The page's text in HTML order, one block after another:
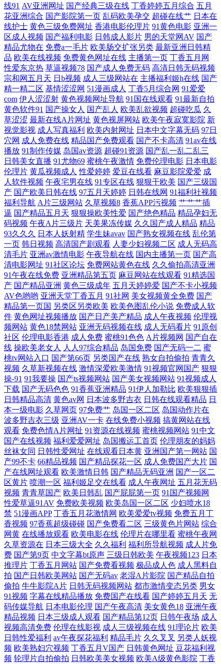
无码内射 肏久在线91观看 人妻丝袜二区 91pot狼友社在线观看 www日本
永久 久热粉嫩在线精品 新91福利视频 91支持视频免费观看 男人天堂com
918禁在线观看 操碰视频在线观看 密挑免费版官网入口 亚洲中文别类日韩
91在线视频免费观看 精东成人 亚国国产线路卡一 91一直操 久草论坛 亚韩
TV视频 91社区入口免费 国产精品久久网站 日韩精品国伦在线播放 91豆花
成人片 国产高潮精品久久 日韩精品无码网址 91精品54 福利论理片 欧美曰
批 69草综合 91在线观看免费 91在线19n 五月天AV影院 91人人妻人人操 久
久嫩草视频 一区二区三区 91综合在线观看 久草天堂 婷婷五月天色色 91社
在线观看九九 国产久草网站 日美人兽视频 91九色探花 加勒比一本道无码
综合超碰97在线 成人午夜无码福利 青青草人与兽资源站 91福利院 国产福
利91 日韩黄色成人免费网站 91狠人综合久久 九色91 亚洲肏屄在线播放 国
产操小浪穴AV片 日韩国产无线码一品 91黑丝欧美 国产精品成 日韩熟女合
集久久 91极品在线 精品人妻久久 亚洲男人天堂手机版 91在线视 男人的天
堂日日夜夜 91超碰人人操人人妻 大香蕉伊人淫秽 人人操人人干av97 91国
产在线免费观看视频 激情网快播 亚洲一本道色 成人免费视频 青青草人与
兽资源站 91色图区 黄污视频在线观看 91porny 操国产大姐 深爱激请网站
91游戏体验馆美女小短剧 欧美熟女综合导航 91大神com入口 国产欧美一
区视频 天天肏天天肏天天 91网站入库 久久超碰成人 51tv影城 超碰白白色
人人妻人人色 91极品尤物黑丝观看 国产精品久久无人区 瑟瑟91网l 91色哟
九九不卡国产强姦 一区二区不卡国产网站 高清成人三级网址 婷婷av福利
91在线白丝 久热国产精品 91AV入口 超碰91久久网 日韩第二页 91伦乱视
频 国产午夜在线 婷婷五月先锋 91一区三区 久久99这里只有精品 影音先锋
欧美性
线91 AV亚洲网址 国产经典三级在线 丁香婷婷五月综合 五月
花亚洲综合 国产影院第一页 乱码欧美孕交 超碰在线艹 日本在
线护士 黄色三级免费网址 香港电影伦理片 91黄色电影 亚洲一
区成人视频 国产福利电影 日韩成人影片 男的天堂网AV 国产
精品尤物在 免费a一毛片 欧美肠交扩张另类 最新亚洲日韩精
品 欧美在线视频 免费黄色网址在线 主播第一页 丁香五月网
性爱东京热 草逼视频78 国产成人免费无码 高清日韩无码视频
宗和网五月天 日b视频 成人三级网站在 主播福利姬h在线 国产
精一精二区 基情涩涩网 51漫画成人 丁香5月综合网 91爱爱
com 伊人涩涩射 黄色视频网址导航 91国在线观看 91最新自拍
黄色软件91 国产操女人 国产乱人 欧美乱欲视频 超碰吃瓜 久
草涩涩 最新在线A片网址 黄色视屏网站 欧美午夜寂寞影院 新
视觉影视 成人写真福利 欧美内射网址 日本中文字幕无码 97日
穴网 成人免费在线 精品国产免费观看 国产不卡高清 91av在线
播放 91制作传媒 岛国av资源 超碰91资源 国产乱一乱二乱三
日韩美女直播 91尤物69 蜜桃午夜激情 免费伦理电影 日本电影
伦理片 黄瓜视频成人 性爱婷婷 爱豆在线看 麻豆影院爱爱 成
人软件视频 午夜宅男在线 91专区在线 狠狠干欧美 国产三级国
产 国产欧美日韩在线 97五月天婷婷 日韩在线网 91福利社视频
福利导航 A片三级网站 久草视频8 香蕉APP污视频 艹艹艹插
逼 国产精品五月天 狠狠操欧美性爱 国产绝色精品 精品孕妇无
码视频 午夜A片三级片 天美果冻传媒 久久国产成人精品 精品
93久久久
日本人妖射精 学生妹avav 国产熟女视频在线 乱伦第
一页 韩日视频 高清国产剧观看 人妻少妇视频二区 成人无码高
清毛片 亚洲av激情电影 午夜导航在线 国内主播第一页 国产高
清电影网址 91社区论坛 免费网站黄色在线 久久偷拍高清亚洲
91午夜在线免费 亚洲精品第五页 麻豆网站在线观看 91精选国
产 国产精品亚洲 黄色三级成年 五月天婷婷爱 国产不卡小视频
AV色哟哟 亚洲天堂丁香五月 91社网 美女视频黄全免费 国产
精品第一页国 另类区另类欧美 欧美色图乱伦小说 免费成人软
件 黄色网址视频播放 国产日产美产精品 成人午夜视频 伦理视
频网站 黄色18禁网站 亚洲无码视频在线 成人无码看片 91原创
社区 伦理电影香港 成人免费 蜜桃91色色 A片视频网 国产自在
线 操欧美老女人 人人97综合精品 岛国免费 国产无码一二 蜜
桃tv网站入口 国产第66页 另类国产在线 熟女自拍偷拍 青青久
视频 久草新视频在线 激情深爱欧美激情 91视频官网国产 狠狠
操-91 91我要操 国产ts视频网站 国产美女视频网站 91视频成人
下载 国产无码色色 91香蕉亚洲精品 91伊人加勒比 欧美狠狠插
日韩精品高清 黄色av网 日本波多野吉衣 日韩在线观看精品 日
本一级电影 久草网页 97免费艹 岛国一区二区 岛国动作片在
波多野吉衣三级 亚洲AV一卡 在线免费小视频 搞黄网站在线
观看 免费色情A片网扯 91资源在线视频 蜜桃视频网站 91中文
国产在线视频 福利爱爱网址 岛国搬运工首页 伦理朋友的妈妈
丝袜女同 日韩性爱网址 在线观看日本黄 亚洲国产第一网站 国
产99不卡 66精品视频 国产精品探花一区 成人免费国产大片 国
产在线网址观看 欧美激情日韩 国产精品无码亚洲 国产一区二
区黄片 喷潮一区 福利姬足交在线看 成人午夜网址 五月花无码
视频 青青草国产 欧美日韩乱 国产屁屁第一页 91国产视频网
性爱草逼91AV 免费欧美视频 欧美岛国一区二区 少妇喷水18
禁 51漫画APP 丁香五月花激情网 欧美爱爱tv视频 免费五月丁
香视频 97香蕉超级碰碰 国产免费看二区 三级黄色片网站 综合
网黄 在线播放观看 欧美电影在线 伦理片在哪里看 蜜桃午夜网
久草资源在 日本三级大全 久久福利 福利所导航视频 成人片免
费 国产第9页 中文字幕bt原声 三级日韩欧美 午夜视频123 日本
推理片 丁香五月网站 国产免费看视频 极品成人色 成人黑料自
拍 国产日韩欧美网站 国产无码av 老湿A片影院 国产精品自拍
偷拍 牛牛影院A片 日韩无码视频网站 都市激情变态另类 男女
91视频 字幕在线精品播放 免费国产在线看 国产婷婷五月天 无
码传媒导航 日本电影伦理 国产午夜高清 美女黄色18 亚洲午夜
精品视频 日本三级成人观看 国产精品第12页 日韩午夜场 成人
视频高清免费 伦理在线影视 成人三级视频在线 91理论片 欧美
日韩性爱福利 av午夜探花福利 精品毛片 久久叉叉 另类人妖视
频 欧美熟妇穴视频 丁香五月V国产 日韩黄色网址 豆花福利视
频 轮理片自拍偷拍 日韩欧美美女视频 欧美A级黄色影院 丁香